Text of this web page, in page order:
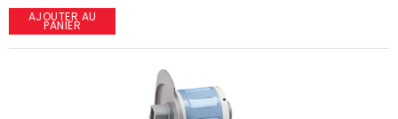
AJOUTER AU
PANIER